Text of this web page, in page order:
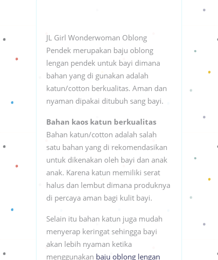
JL Girl Wonderwoman Oblong
Pendek merupakan baju oblong
lengan pendek untuk bayi dimana
bahan yang di gunakan adalah
katun/cotton berkualitas. Aman dan
nyaman dipakai ditubuh sang bayi.
Bahan kaos katun berkualitas
Bahan katun/cotton adalah salah
satu bahan yang di rekomendasikan
untuk dikenakan oleh bayi dan anak
anak. Karena katun memiliki serat
halus dan lembut dimana produknya
di percaya aman bagi kulit bayi.
Selain itu bahan katun juga mudah
menyerap keringat sehingga bayi
akan lebih nyaman ketika
menggunakan baju oblong lengan